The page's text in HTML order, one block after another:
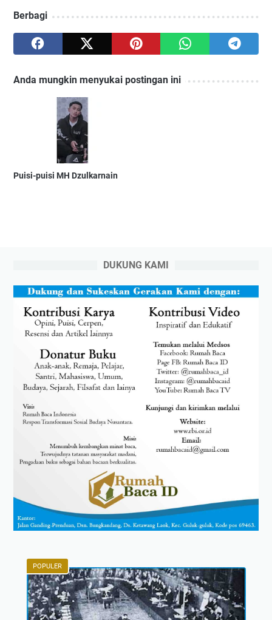
Berbagi
Anda mungkin menyukai postingan ini
Puisi-puisi MH Dzulkarnain
DUKUNG KAMI
POPULER